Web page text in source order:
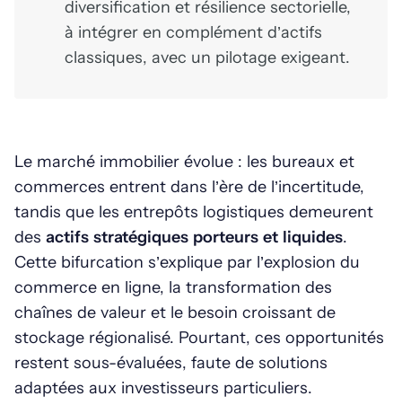
diversification et résilience sectorielle,
à intégrer en complément d’actifs
classiques, avec un pilotage exigeant.
Le marché immobilier évolue : les bureaux et
commerces entrent dans l’ère de l’incertitude,
tandis que les entrepôts logistiques demeurent
des actifs stratégiques porteurs et liquides.
Cette bifurcation s’explique par l’explosion du
commerce en ligne, la transformation des
chaînes de valeur et le besoin croissant de
stockage régionalisé. Pourtant, ces opportunités
restent sous-évaluées, faute de solutions
adaptées aux investisseurs particuliers.